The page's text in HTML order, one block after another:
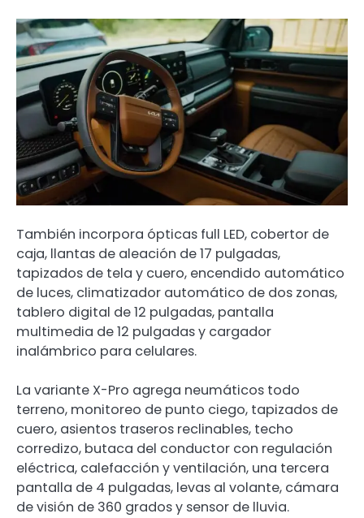
También incorpora ópticas full LED, cobertor de
caja, llantas de aleación de 17 pulgadas,
tapizados de tela y cuero, encendido automático
de luces, climatizador automático de dos zonas,
tablero digital de 12 pulgadas, pantalla
multimedia de 12 pulgadas y cargador
inalámbrico para celulares.
La variante X-Pro agrega neumáticos todo
terreno, monitoreo de punto ciego, tapizados de
cuero, asientos traseros reclinables, techo
corredizo, butaca del conductor con regulación
eléctrica, calefacción y ventilación, una tercera
pantalla de 4 pulgadas, levas al volante, cámara
de visión de 360 grados y sensor de lluvia.